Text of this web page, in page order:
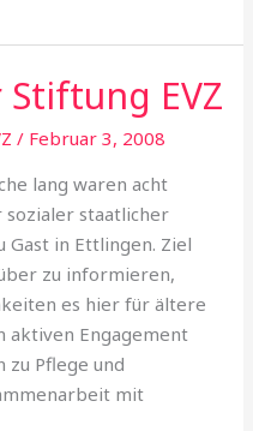
EVZ
/ Februar 3, 2008
lang waren acht
staatlicher
Gast in Ettlingen. Ziel
zu informieren,
es hier für ältere
aktiven Engagement
Pflege und
mit